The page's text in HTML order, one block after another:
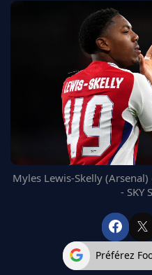
REAL MADRID
FC BARCELONE
MANCHESTER UNITED
CHELSEA
ARSENAL
Myles Lewis-Skelly
- SKY
Préférez